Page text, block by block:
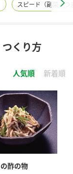
酢
スピード（副菜・つ
くり方
人気順 新着順
酢の物